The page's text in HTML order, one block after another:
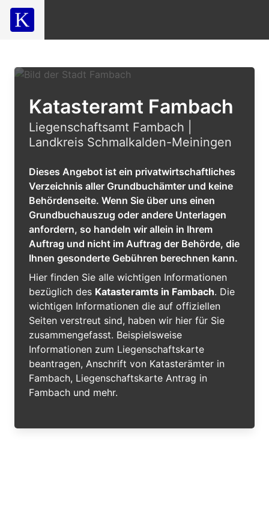
Katasteramt Fambach
Liegenschaftsamt Fambach |
Landkreis Schmalkalden-Meiningen
Dieses Angebot ist ein privatwirtschaftliches
Verzeichnis aller Grundbuchämter und keine
Behördenseite. Wenn Sie über uns einen
Grundbuchauszug oder andere Unterlagen
anfordern, so handeln wir allein in Ihrem
Auftrag und nicht im Auftrag der Behörde, die
Ihnen gesonderte Gebühren berechnen kann.
Hier finden Sie alle wichtigen Informationen
bezüglich des Katasteramts in Fambach. Die
wichtigen Informationen die auf offiziellen
Seiten verstreut sind, haben wir hier für Sie
zusammengefasst. Beispielsweise
Informationen zum Liegenschaftskarte
beantragen, Anschrift von Katasterämter in
Fambach, Liegenschaftskarte Antrag in
Fambach und mehr.